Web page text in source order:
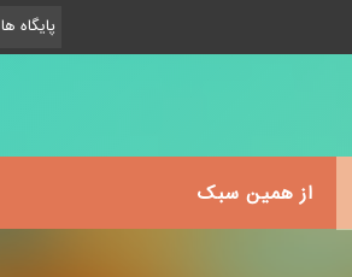
پایگاه ها
از همین سبک